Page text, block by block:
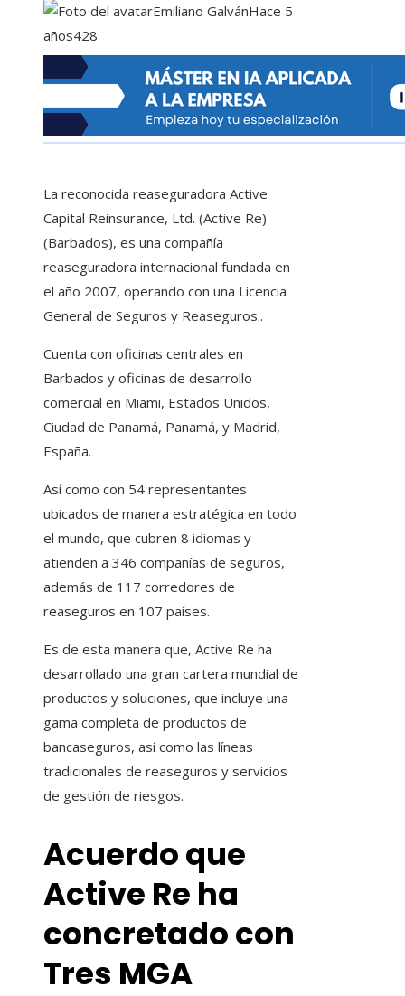
Emiliano GalvánHace 5
años428
La reconocida reaseguradora Active
Capital Reinsurance, Ltd. (Active Re)
(Barbados), es una compañía
reaseguradora internacional fundada en
el año 2007, operando con una Licencia
General de Seguros y Reaseguros..
Cuenta con oficinas centrales en
Barbados y oficinas de desarrollo
comercial en Miami, Estados Unidos,
Ciudad de Panamá, Panamá, y Madrid,
España.
Así como con 54 representantes
ubicados de manera estratégica en todo
el mundo, que cubren 8 idiomas y
atienden a 346 compañías de seguros,
además de 117 corredores de
reaseguros en 107 países.
Es de esta manera que, Active Re ha
desarrollado una gran cartera mundial de
productos y soluciones, que incluye una
gama completa de productos de
bancaseguros, así como las líneas
tradicionales de reaseguros y servicios
de gestión de riesgos.
Acuerdo que
Active Re ha
concretado con
Tres MGA